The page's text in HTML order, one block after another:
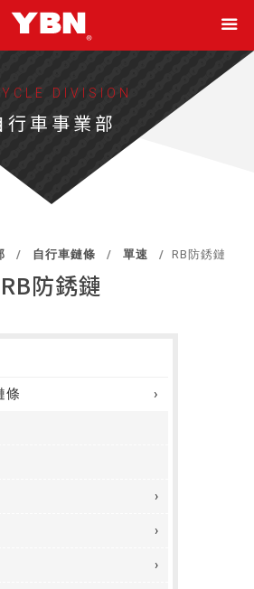
DIVISION
行車事業部
自行車鏈條 單速 RB防銹鏈
RB防銹鏈
條